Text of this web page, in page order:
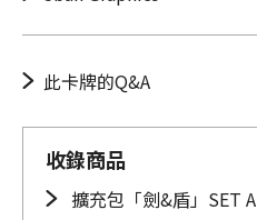
此卡牌的Q&A
收錄商品
擴充包「劍&盾」SET A